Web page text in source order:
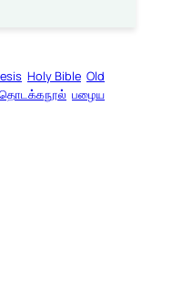
Holy Bible Old
தொடக்கநூல் பழைய